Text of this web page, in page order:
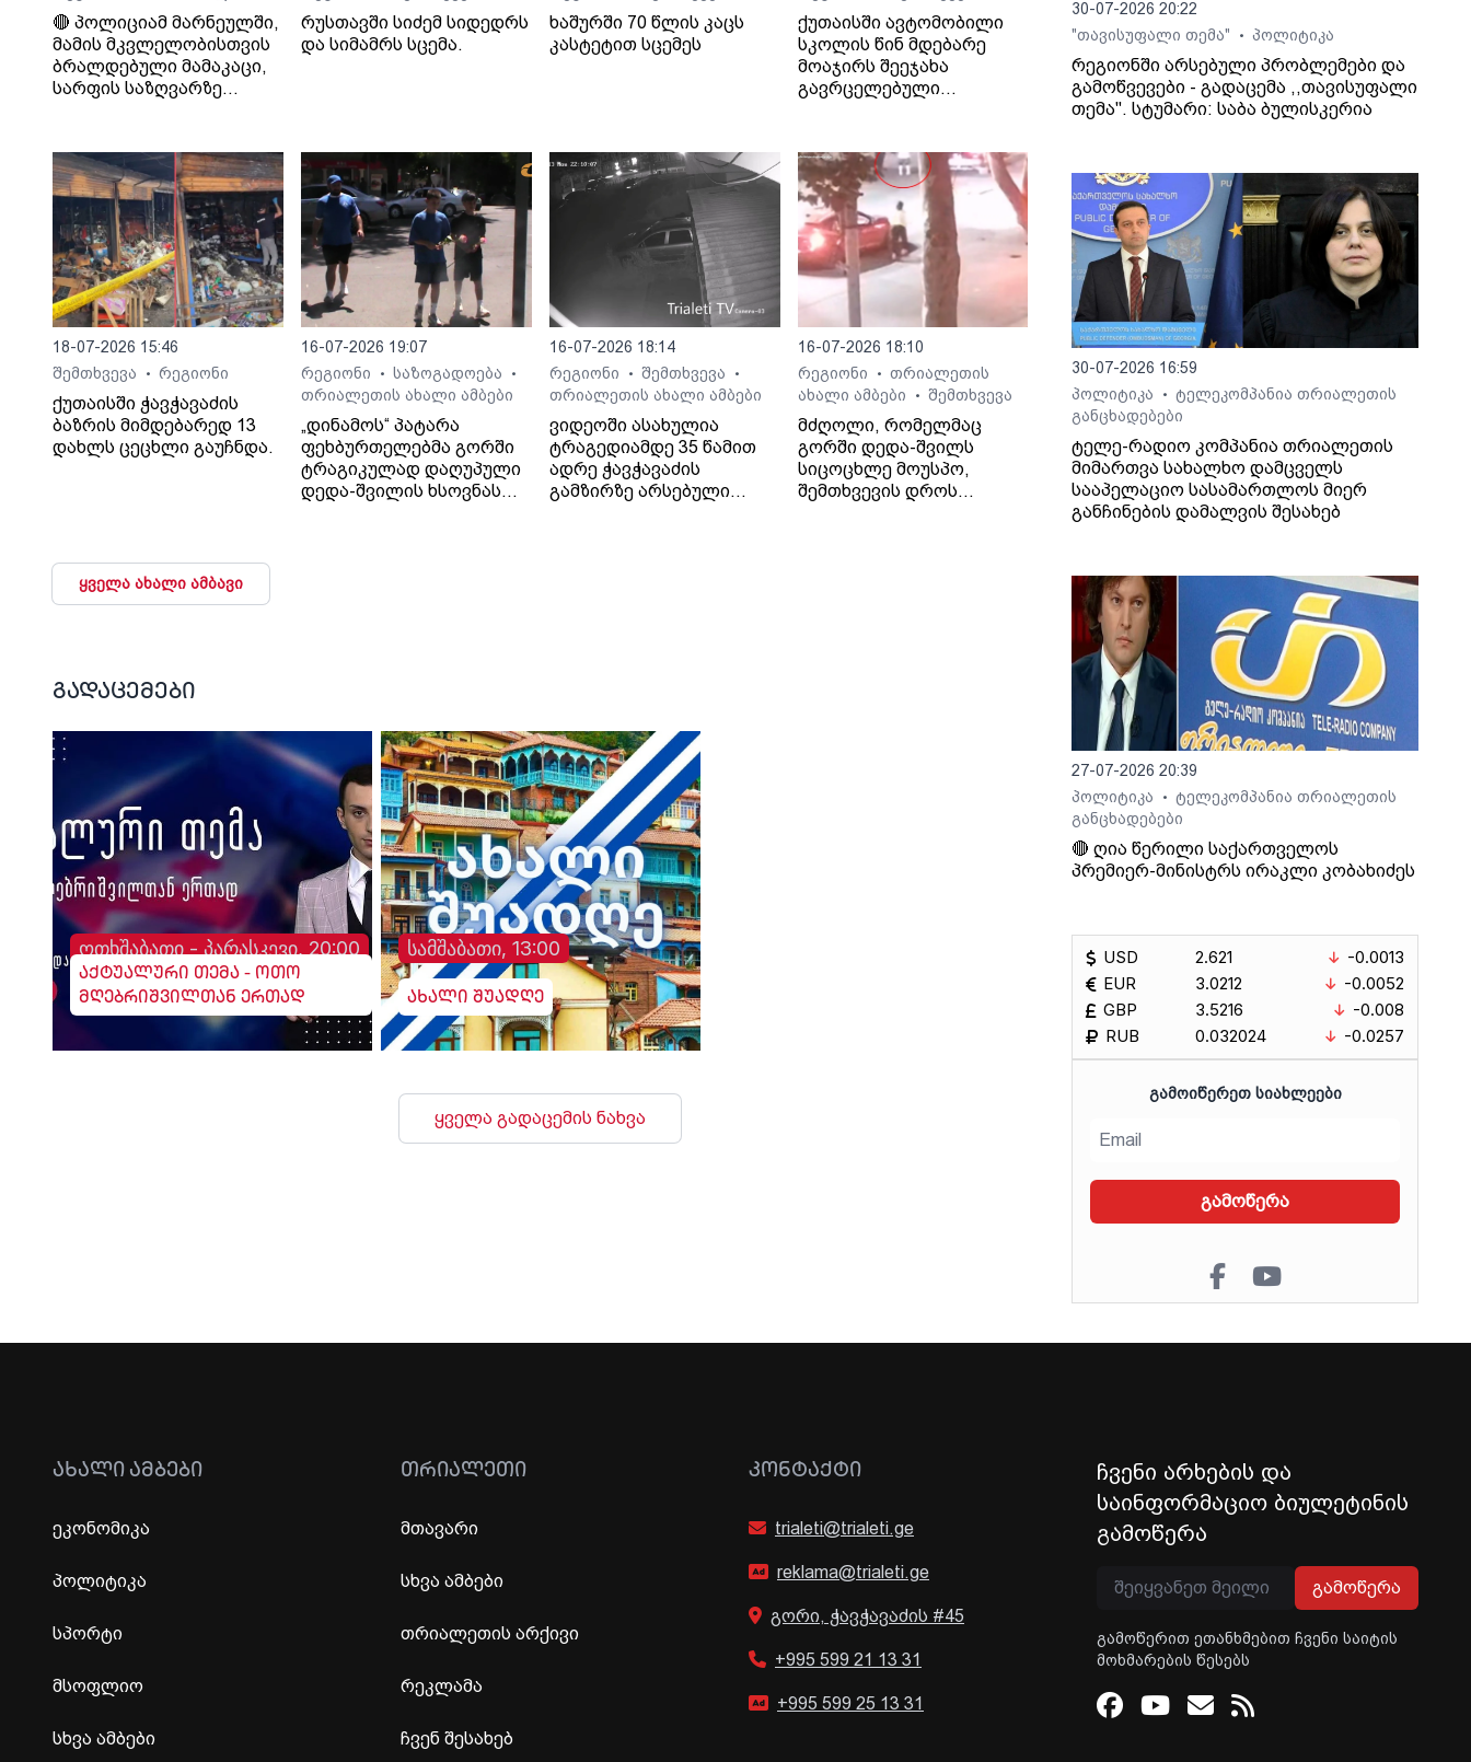
🔴 პოლიციამ მარნეულში,
მამის მკვლელობისთვის
ბრალდებული მამაკაცი,
სარფის საზღვარზე
რუსთავში სიძემ სიდედრს
და სიმამრს სცემა.
ხაშურში 70 წლის კაცს
კასტეტით სცემეს
ქუთაისში ავტომობილი
სკოლის წინ მდებარე
მოაჯირს შეეჯახა
გავრცელებული
საჯარო სკოლასთან
მოხდა.
18-07-2026 15:46
შემთხვევა
• რეგიონი
ქუთაისში ჭავჭავაძის
ბაზრის მიმდებარედ 13
დახლს ცეცხლი გაუჩნდა.
16-07-2026 19:07
რეგიონი
• საზოგადოება •
თრიალეთის ახალი ამბები
„დინამოს“ პატარა
ფეხბურთელებმა გორში
ტრაგიკულად დაღუპული
დედა-შვილის ხსოვნას
16-07-2026 18:14
რეგიონი
• შემთხვევა •
თრიალეთის ახალი ამბები
ვიდეოში ასახულია
ტრაგედიამდე 35 წამით
ადრე ჭავჭავაძის
გამზირზე არსებული
16-07-2026 18:10
რეგიონი
• თრიალეთის
ახალი ამბები
• შემთხვევა
მძღოლი, რომელმაც
გორში დედა-შვილს
სიცოცხლე მოუსპო,
შემთხვევის დროს
ყველა ახალი ამბავი
გადაცემები
ოთხშაბათი - პარასკევი, 20:00
აქტუალური თემა - ოთო
მღებრიშვილთან ერთად
სამშაბათი, 13:00
ახალი შუადღე
ყველა გადაცემის ნახვა
30-07-2026 20:22
"თავისუფალი თემა"
• პოლიტიკა
რეგიონში არსებული პრობლემები და
გამოწვევები - გადაცემა ,,თავისუფალი
თემა". სტუმარი: საბა ბულისკერია
30-07-2026 16:59
პოლიტიკა
•
ტელეკომპანია თრიალეთის
განცხადებები
ტელე-რადიო კომპანია თრიალეთის
მიმართვა სახალხო დამცველს
სააპელაციო სასამართლოს მიერ
განჩინების დამალვის შესახებ
27-07-2026 20:39
პოლიტიკა
•
ტელეკომპანია თრიალეთის
განცხადებები
🔴 ღია წერილი საქართველოს
პრემიერ-მინისტრს ირაკლი კობახიძეს
USD
EUR
GBP
RUB
2.621
3.0212
3.5216
0.032024
-0.0013
-0.0052
-0.008
-0.0257
ᲒᲐᲛᲝᲘᲬᲔᲠᲔᲗ ᲡᲘᲐᲮᲚᲔᲔᲑᲘ
გამოწერა
ᲐᲮᲐᲚᲘ ᲐᲛᲑᲔᲑᲘ
ეკონომიკა
პოლიტიკა
სპორტი
მსოფლიო
სხვა ამბები
ᲗᲠᲘᲐᲚᲔᲗᲘ
მთავარი
სხვა ამბები
თრიალეთის არქივი
რეკლამა
ჩვენ შესახებ
ᲙᲝᲜᲢᲐᲥᲢᲘ
trialeti@trialeti.ge
reklama@trialeti.ge
გორი, ჭავჭავაძის #45
+995 599 21 13 31
+995 599 25 13 31
ჩვენი არხების და
საინფორმაციო ბიულეტინის
გამოწერა
გამოწერა
გამოწერით ეთანხმებით ჩვენი საიტის
მოხმარების წესებს
Facebook
Youtube
Email
RSS